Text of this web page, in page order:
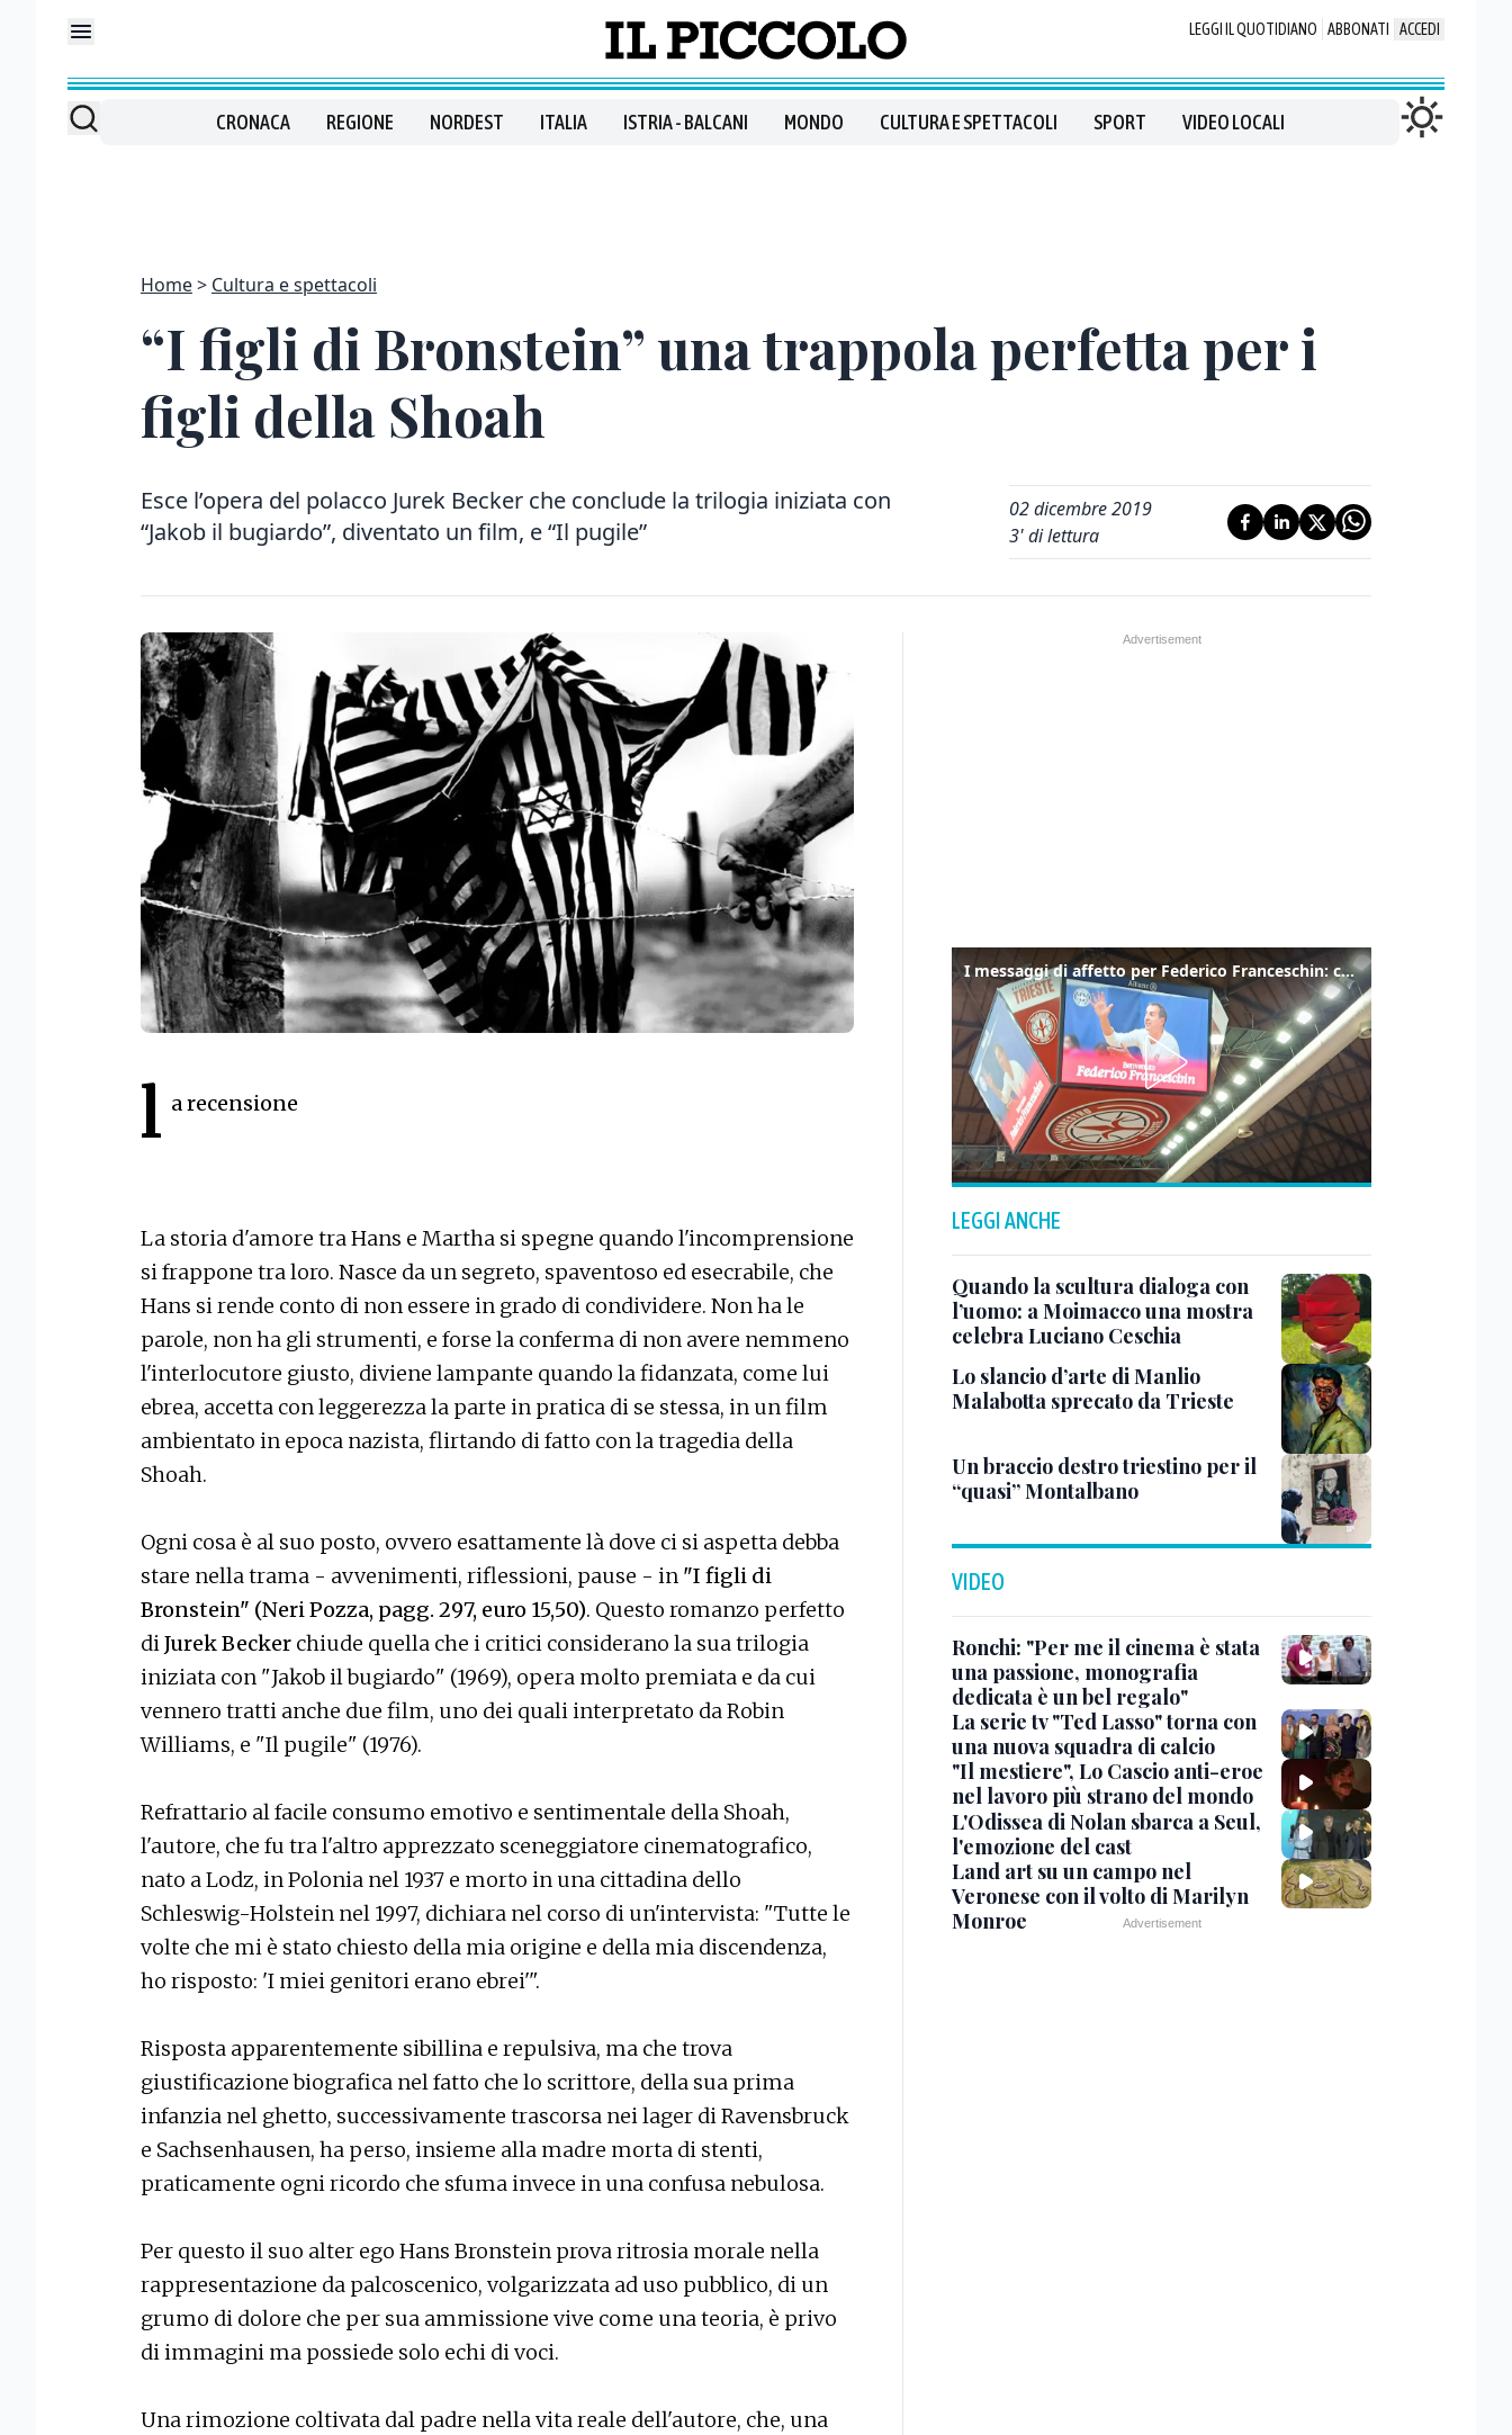
LEGGI IL QUOTIDIANO ABBONATI ACCEDI
CRONACA REGIONE NORDEST ITALIA ISTRIA - BALCANI MONDO CULTURA E SPETTACOLI SPORT VIDEO LOCALI
Home Cultura e spettacoli
“I figli di Bronstein” una trappola perfetta per i
figli della Shoah
Esce l’opera del polacco Jurek Becker che conclude la trilogia iniziata con
“Jakob il bugiardo”, diventato un film, e “Il pugile”
02 dicembre 2019
3' di lettura
l a recensione
La storia d'amore tra Hans e Martha si spegne quando l'incomprensione
si frappone tra loro. Nasce da un segreto, spaventoso ed esecrabile, che
Hans si rende conto di non essere in grado di condividere. Non ha le
parole, non ha gli strumenti, e forse la conferma di non avere nemmeno
l'interlocutore giusto, diviene lampante quando la fidanzata, come lui
ebrea, accetta con leggerezza la parte in pratica di se stessa, in un film
ambientato in epoca nazista, flirtando di fatto con la tragedia della
Shoah.
Ogni cosa è al suo posto, ovvero esattamente là dove ci si aspetta debba
stare nella trama - avvenimenti, riflessioni, pause - in "I figli di
Bronstein" (Neri Pozza, pagg. 297, euro 15,50). Questo romanzo perfetto
diJurek Becker chiude quella che i critici considerano la sua trilogia
iniziata con "Jakob il bugiardo" (1969), opera molto premiata e da cui
vennero tratti anche due film, uno dei quali interpretato da Robin
Williams, e "Il pugile" (1976).
Refrattario al facile consumo emotivo e sentimentale della Shoah,
l'autore, che fu tra l'altro apprezzato sceneggiatore cinematografico,
nato a Lodz, in Polonia nel 1937 e morto in una cittadina dello
Schleswig-Holstein nel 1997, dichiara nel corso di un'intervista: "Tutte le
volte che mi è stato chiesto della mia origine e della mia discendenza,
ho risposto: 'I miei genitori erano ebrei'".
Risposta apparentemente sibillina e repulsiva, ma che trova
giustificazione biografica nel fatto che lo scrittore, della sua prima
infanzia nel ghetto, successivamente trascorsa nei lager di Ravensbruck
e Sachsenhausen, ha perso, insieme alla madre morta di stenti,
praticamente ogni ricordo che sfuma invece in una confusa nebulosa.
Per questo il suo alter ego Hans Bronstein prova ritrosia morale nella
rappresentazione da palcoscenico, volgarizzata ad uso pubblico, di un
grumo di dolore che per sua ammissione vive come una teoria, è privo
di immagini ma possiede solo echi di voci.
Una rimozione coltivata dal padre nella vita reale dell'autore, che, una
I messaggi di affetto per Federico Franceschin: così il mondo del basket gli è stato accanto fino all’ultimo
LEGGI ANCHE
Quando la scultura dialoga con
l’uomo: a Moimacco una mostra
celebra Luciano Ceschia
Lo slancio d’arte di Manlio
Malabotta sprecato da Trieste
Un braccio destro triestino per il
“quasi” Montalbano
VIDEO
Ronchi: "Per me il cinema è stata
una passione, monografia
dedicata è un bel regalo"
La serie tv "Ted Lasso" torna con
una nuova squadra di calcio
"Il mestiere", Lo Cascio anti-eroe
nel lavoro più strano del mondo
L'Odissea di Nolan sbarca a Seul,
l'emozione del cast
Land art su un campo nel
Veronese con il volto di Marilyn
Monroe